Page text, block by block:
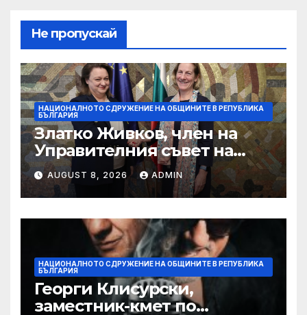
Не пропускай
НАЦИОНАЛНОТО СДРУЖЕНИЕ НА ОБЩИНИТЕ В РЕПУБЛИКА
БЪЛГАРИЯ
Златко Живков, член на
Управителния съвет на
НСОРБ и кмет на община
Монтана: Бюджетът на
държавата и общините не
отговаря на очакванията за
по-високи доходи
AUGUST 8, 2026 ADMIN
НАЦИОНАЛНОТО СДРУЖЕНИЕ НА ОБЩИНИТЕ В РЕПУБЛИКА
БЪЛГАРИЯ
Георги Клисурски,
заместник-кмет по